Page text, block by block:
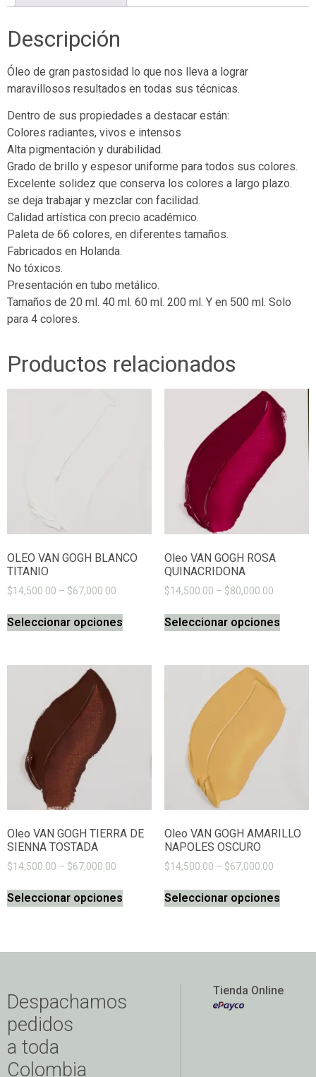
Descripción
Óleo de gran pastosidad lo que nos lleva a lograr
maravillosos resultados en todas sus técnicas.
Dentro de sus propiedades a destacar están:
Colores radiantes, vivos e intensos
Alta pigmentación y durabilidad.
Grado de brillo y espesor uniforme para todos sus colores.
Excelente solidez que conserva los colores a largo plazo.
se deja trabajar y mezclar con facilidad.
Calidad artística con precio académico.
Paleta de 66 colores, en diferentes tamaños.
Fabricados en Holanda.
No tóxicos.
Presentación en tubo metálico.
Tamaños de 20 ml. 40 ml. 60 ml. 200 ml. Y en 500 ml. Solo
para 4 colores.
Productos relacionados
OLEO VAN GOGH BLANCO
TITANIO
$14,500.00 – $67,000.00
Seleccionar opciones
Oleo VAN GOGH ROSA
QUINACRIDONA
$14,500.00 – $80,000.00
Seleccionar opciones
Oleo VAN GOGH TIERRA DE
SIENNA TOSTADA
$14,500.00 – $67,000.00
Seleccionar opciones
Oleo VAN GOGH AMARILLO
NAPOLES OSCURO
$14,500.00 – $67,000.00
Seleccionar opciones
Despachamos
pedidos
a toda
Colombia
Tienda Online